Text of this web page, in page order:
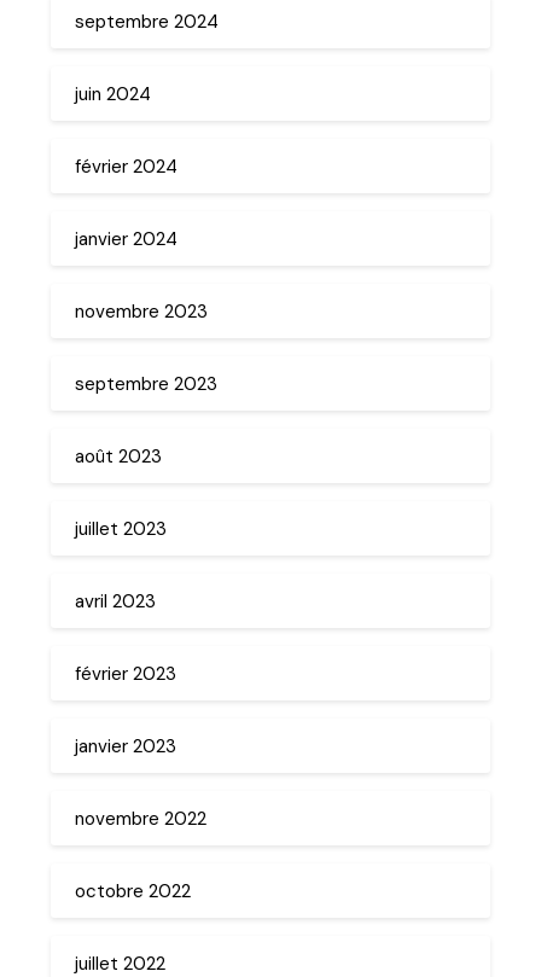
septembre 2024
juin 2024
février 2024
janvier 2024
novembre 2023
septembre 2023
août 2023
juillet 2023
avril 2023
février 2023
janvier 2023
novembre 2022
octobre 2022
juillet 2022